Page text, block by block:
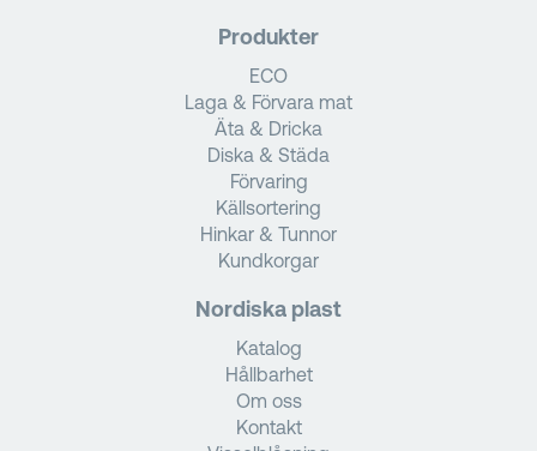
Produkter
ECO
Laga & Förvara mat
Äta & Dricka
Diska & Städa
Förvaring
Källsortering
Hinkar & Tunnor
Kundkorgar
Nordiska plast
Katalog
Hållbarhet
Om oss
Kontakt